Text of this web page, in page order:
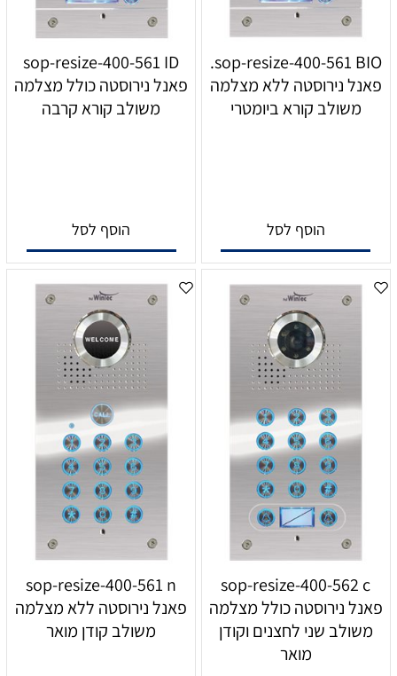
sop-resize-400-561 BIO.
פאנל נירוסטה ללא מצלמה
משולב קורא ביומטרי
הוסף לסל
sop-resize-400-561 ID
פאנל נירוסטה כולל מצלמה
משולב קורא קרבה
הוסף לסל
sop-resize-400-562 c
פאנל נירוסטה כולל מצלמה
משולב שני לחצנים וקודן
מואר
sop-resize-400-561 n
פאנל נירוסטה ללא מצלמה
משולב קודן מואר